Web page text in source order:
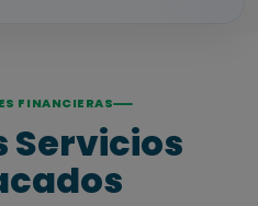
FINANCIERAS
Servicios